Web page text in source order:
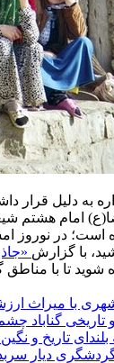
به دلیل قرار
امام هشتم
است؛ در نوروز
با گزارش
شوید تا با
با میراث
تاریخی گناباد
بلندای تاریخ و
دیار